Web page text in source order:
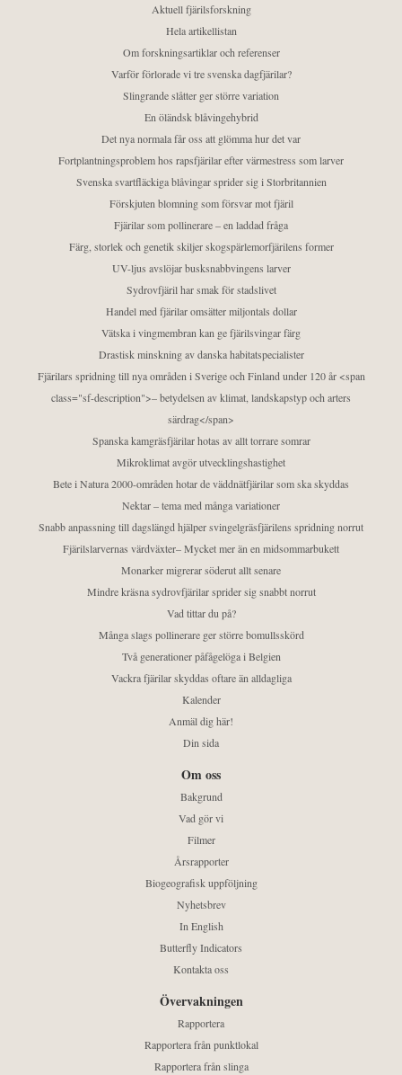
Aktuell fjärilsforskning
Hela artikellistan
Om forskningsartiklar och referenser
Varför förlorade vi tre svenska dagfjärilar?
Slingrande slåtter ger större variation
En öländsk blåvingehybrid
Det nya normala får oss att glömma hur det var
Fortplantningsproblem hos rapsfjärilar efter värmestress som larver
Svenska svartfläckiga blåvingar sprider sig i Storbritannien
Förskjuten blomning som försvar mot fjäril
Fjärilar som pollinerare – en laddad fråga
Färg, storlek och genetik skiljer skogspärlemorfjärilens former
UV-ljus avslöjar busksnabbvingens larver
Sydrovfjäril har smak för stadslivet
Handel med fjärilar omsätter miljontals dollar
Vätska i vingmembran kan ge fjärilsvingar färg
Drastisk minskning av danska habitatspecialister
Fjärilars spridning till nya områden i Sverige och Finland under 120 år <span
class="sf-description">– betydelsen av klimat, landskapstyp och arters
särdrag</span>
Spanska kamgräsfjärilar hotas av allt torrare somrar
Mikroklimat avgör utvecklingshastighet
Bete i Natura 2000-områden hotar de väddnätfjärilar som ska skyddas
Nektar – tema med många variationer
Snabb anpassning till dagslängd hjälper svingelgräsfjärilens spridning norrut
Fjärilslarvernas värdväxter– Mycket mer än en midsommarbukett
Monarker migrerar söderut allt senare
Mindre kräsna sydrovfjärilar sprider sig snabbt norrut
Vad tittar du på?
Många slags pollinerare ger större bomullsskörd
Två generationer påfågelöga i Belgien
Vackra fjärilar skyddas oftare än alldagliga
Kalender
Anmäl dig här!
Din sida
Om oss
Bakgrund
Vad gör vi
Filmer
Årsrapporter
Biogeografisk uppföljning
Nyhetsbrev
In English
Butterfly Indicators
Kontakta oss
Övervakningen
Rapportera
Rapportera från punktlokal
Rapportera från slinga